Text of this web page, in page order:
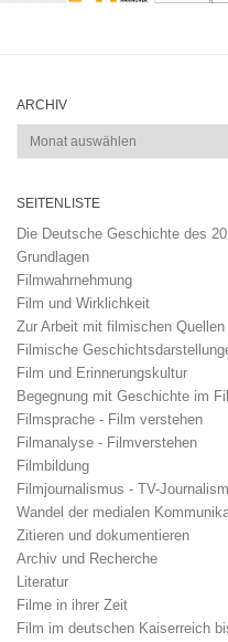
ARCHIV
Archiv
SEITENLISTE
Die Deutsche Geschichte des
Grundlagen
Filmwahrnehmung
Film und Wirklichkeit
Zur Arbeit mit filmischen Quellen
Filmische
Film und Erinnerungskultur
Begegnung mit Geschichte im
Filmsprache - Film verstehen
Filmanalyse - Filmverstehen
Filmbildung
Filmjournalismus - TV-
Wandel der medialen
Zitieren und dokumentieren
Archiv und Recherche
Literatur
Filme in ihrer Zeit
Film im deutschen Kaiserreich